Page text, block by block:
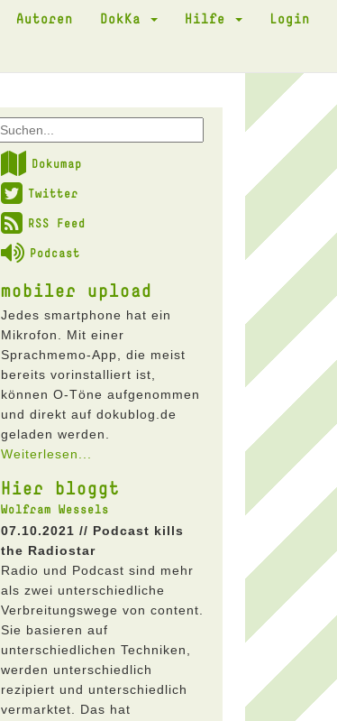
Autoren DokKa Hilfe Login
Dokumap
Twitter
RSS Feed
Podcast
mobiler upload
Jedes smartphone hat ein
Mikrofon. Mit einer
Sprachmemo-App, die meist
bereits vorinstalliert ist,
können O-Töne aufgenommen
und direkt auf dokublog.de
geladen werden.
Weiterlesen...
Hier bloggt
Wolfram Wessels
07.10.2021 // Podcast kills
the Radiostar
Radio und Podcast sind mehr
als zwei unterschiedliche
Verbreitungswege von content.
Sie basieren auf
unterschiedlichen Techniken,
werden unterschiedlich
rezipiert und unterschiedlich
vermarktet. Das hat